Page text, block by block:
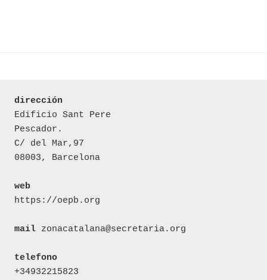
dirección
Edificio Sant Pere
Pescador.
C/ del Mar,97
08003, Barcelona
web
https://oepb.org
mail zonacatalana@secretaria.org
telefono
+34932215823